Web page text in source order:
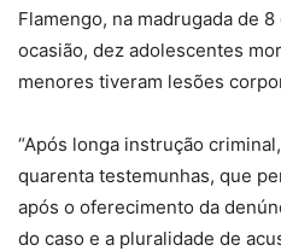
Flamengo, na madrugada de
ocasião, dez adolescentes
menores tiveram lesões
“Após longa instrução
quarenta testemunhas, que
após o oferecimento da
do caso e a pluralidade de